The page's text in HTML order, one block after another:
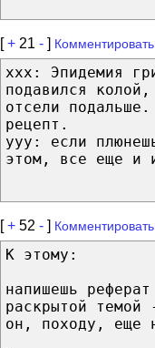
[+ 21 - ]
xxx: Эпидемия
подавился
отсели
рецепт.
yyy: если
этом, все еще и
[+ 52 - ]
К этому:
напишешь
раскрытой темой
он, походу, еще